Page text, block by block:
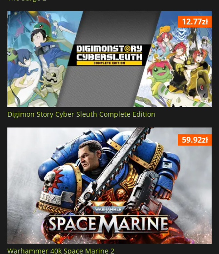
12.77zł
Digimon Story Cyber Sleuth Complete Edition
59.92zł
Warhammer 40k Space Marine 2